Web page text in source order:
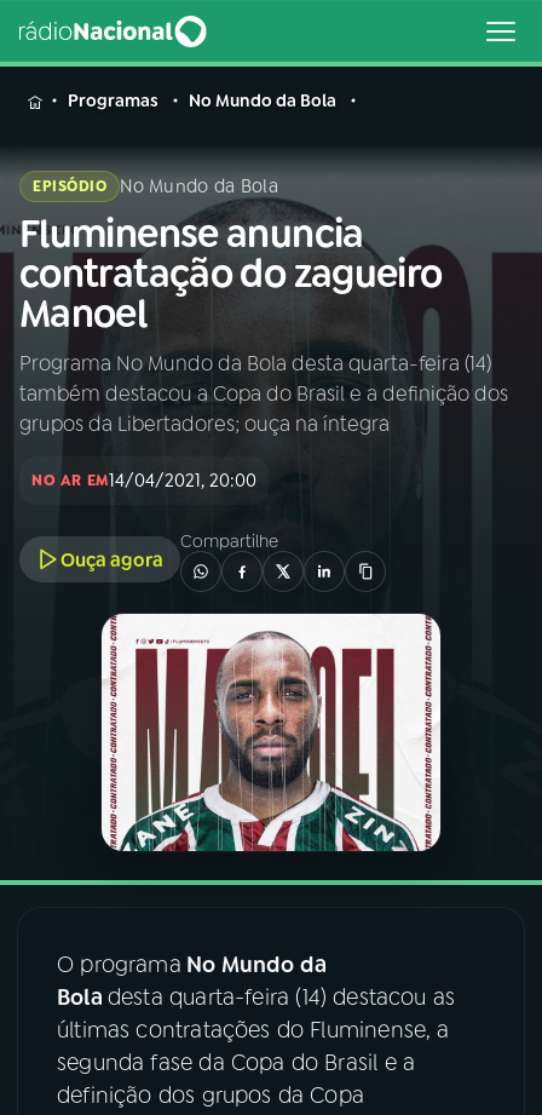
MENU
Buscar
na
Rádio
Nacional
Buscar
AO VIVO
PROGRAMAS
PODCASTS
VIDEOCASTS
08FESTIVAL DE MÚSICA
ACOMPANHE A RÁDIO NACIONAL
Programas No Mundo da Bola
EPISÓDIO No Mundo da Bola
Fluminense anuncia
contratação do zagueiro
Manoel
Programa No Mundo da Bola desta quarta-feira (14)
também destacou a Copa do Brasil e a definição dos
grupos da Libertadores; ouça na íntegra
NO AR EM14/04/2021, 20:00
Ouça agora
Compartilhe
O programa No Mundo da
Bola desta quarta-feira (14) destacou as
últimas contratações do Fluminense, a
segunda fase da Copa do Brasil e a
definição dos grupos da Copa